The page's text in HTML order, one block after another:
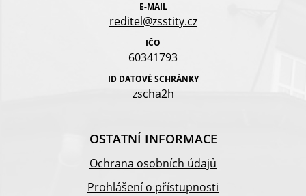
E-MAIL
reditel@zsstity.cz
IČO
60341793
ID DATOVÉ SCHRÁNKY
zscha2h
OSTATNÍ INFORMACE
Ochrana osobních údajů
Prohlášení o přístupnosti